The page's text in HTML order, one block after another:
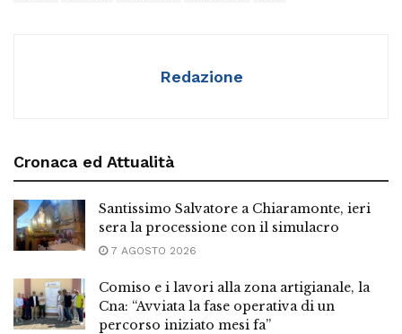
Redazione
Cronaca ed Attualità
Santissimo Salvatore a Chiaramonte, ieri
sera la processione con il simulacro
7 AGOSTO 2026
Comiso e i lavori alla zona artigianale, la
Cna: “Avviata la fase operativa di un
percorso iniziato mesi fa”